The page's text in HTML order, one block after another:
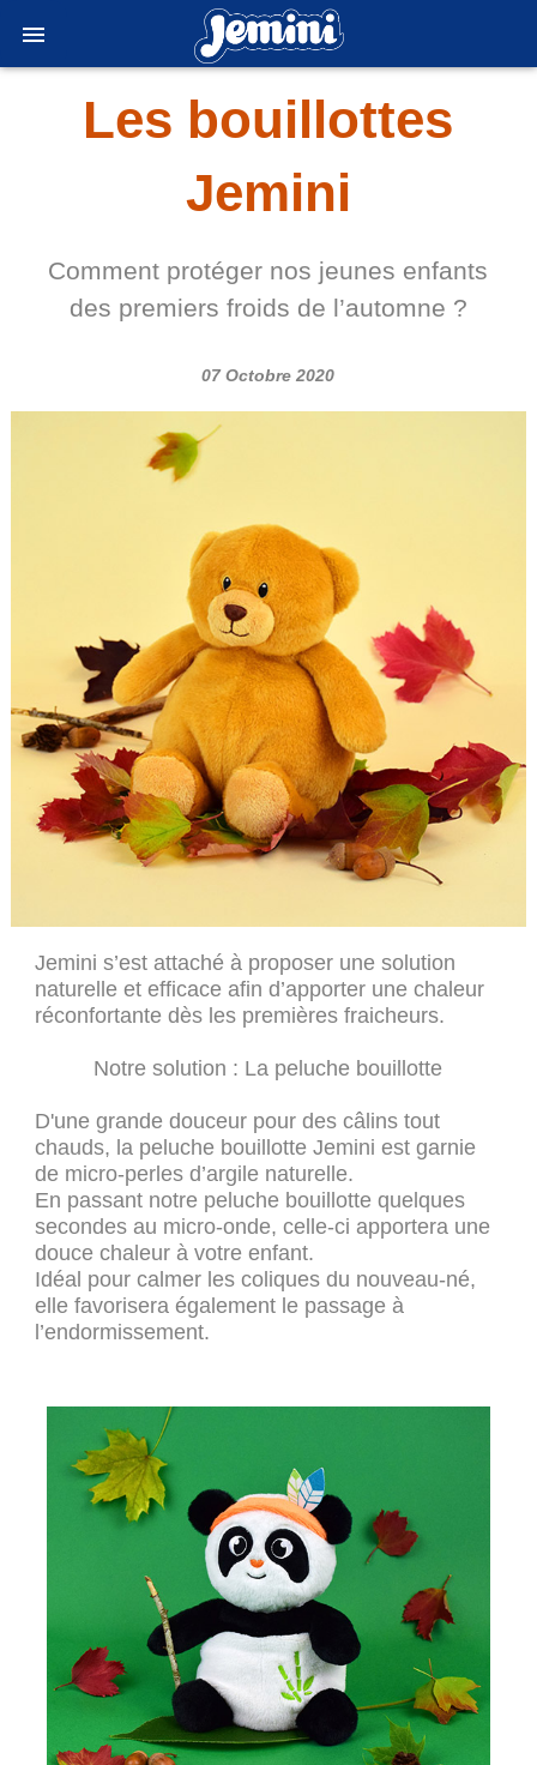
Les bouillottes
Jemini
Comment protéger nos jeunes enfants
des premiers froids de l’automne ?
07 Octobre 2020
Jemini s’est attaché à proposer une solution
naturelle et efficace afin d’apporter une chaleur
réconfortante dès les premières fraicheurs.
Notre solution : La peluche bouillotte
D'une grande douceur pour des câlins tout
chauds, la peluche bouillotte Jemini est garnie
de micro-perles d’argile naturelle.
En passant notre peluche bouillotte quelques
secondes au micro-onde, celle-ci apportera une
douce chaleur à votre enfant.
Idéal pour calmer les coliques du nouveau-né,
elle favorisera également le passage à
l’endormissement.